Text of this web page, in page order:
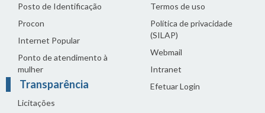
Posto de Identificação
Procon
Internet Popular
Ponto de atendimento à
mulher
Transparência
Licitações
Termos de uso
Política de privacidade
(SILAP)
Webmail
Intranet
Efetuar Login